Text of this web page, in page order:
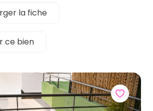
la fiche
ce bien